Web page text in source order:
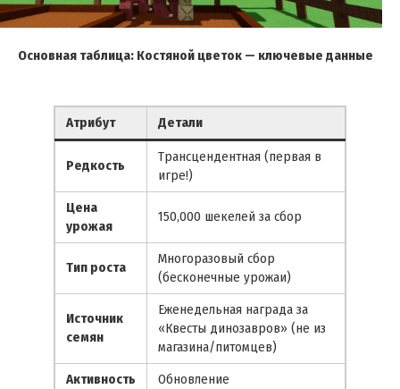
Основная таблица: Костяной цветок — ключевые данные
Атрибут Детали
Редкость
Трансцендентная (первая в
игре!)
Цена
урожая
150,000 шекелей за сбор
Тип роста
Многоразовый сбор
(бесконечные урожаи)
Источник
семян
Еженедельная награда за
«Квесты динозавров» (не из
магазина/питомцев)
Активность
Обновление